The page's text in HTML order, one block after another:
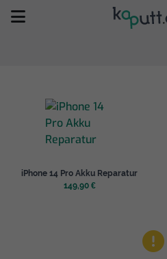
Selbst reparieren
Reparieren lassen
iPhone 14 Pro Akku Reparatur
149,90 €